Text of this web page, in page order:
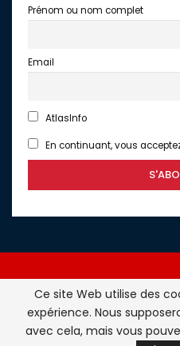
Prénom ou nom complet
Email
AtlasInfo
En continuant, vous
Atlasinfo.fr : l'essentiel de
Maghreb © Tous Droits
Ce site Web utilise des
expérience. Nous
avec cela, mais vous